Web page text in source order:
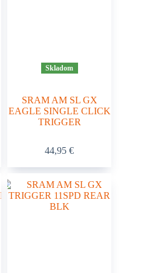
Skladom
SRAM AM SL GX
EAGLE SINGLE CLICK
TRIGGER
44,95€